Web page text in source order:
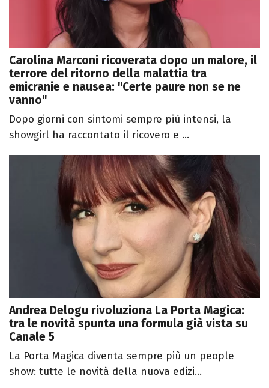
Carolina Marconi ricoverata dopo un malore, il
terrore del ritorno della malattia tra
emicranie e nausea: "Certe paure non se ne
vanno"
Dopo giorni con sintomi sempre più intensi, la
showgirl ha raccontato il ricovero e ...
Andrea Delogu rivoluziona La Porta Magica:
tra le novità spunta una formula già vista su
Canale 5
La Porta Magica diventa sempre più un people
show: tutte le novità della nuova edizi...